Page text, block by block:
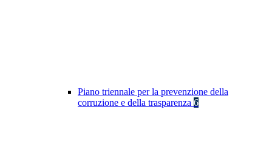
Piano triennale per la prevenzione della
corruzione e della trasparenza 6